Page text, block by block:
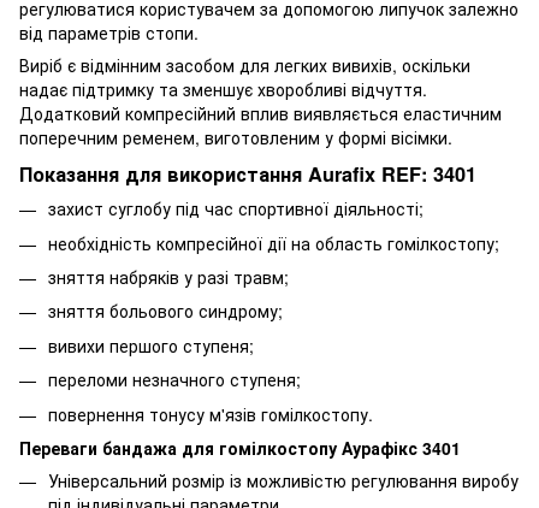
регулюватися користувачем за допомогою липучок залежно
від параметрів стопи.
Виріб є відмінним засобом для легких вивихів, оскільки
надає підтримку та зменшує хворобливі відчуття.
Додатковий компресійний вплив виявляється еластичним
поперечним ременем, виготовленим у формі вісімки.
Показання для використання Aurafix REF: 3401
захист суглобу під час спортивної діяльності;
необхідність компресійної дії на область гомілкостопу;
зняття набряків у разі травм;
зняття больового синдрому;
вивихи першого ступеня;
переломи незначного ступеня;
повернення тонусу м'язів гомілкостопу.
Переваги бандажа для гомілкостопу Аурафікс 3401
Універсальний розмір із можливістю регулювання виробу